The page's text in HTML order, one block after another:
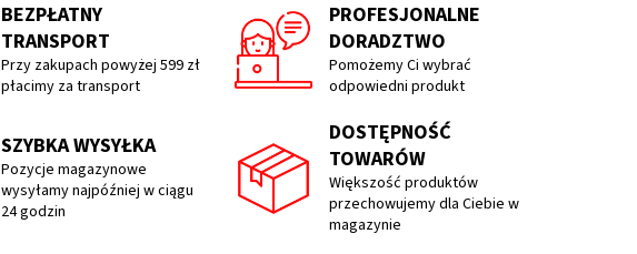
BEZPŁATNY
TRANSPORT
Przy zakupach powyżej 599 zł
płacimy za transport
PROFESJONALNE
DORADZTWO
Pomożemy Ci wybrać
odpowiedni produkt
SZYBKA WYSYŁKA
Pozycje magazynowe
wysyłamy najpóźniej w ciągu
24 godzin
DOSTĘPNOŚĆ
TOWARÓW
Większość produktów
przechowujemy dla Ciebie w
magazynie